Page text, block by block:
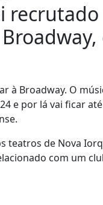
à Broadway. O
e por lá vai ficar
teatros de Nova
com um